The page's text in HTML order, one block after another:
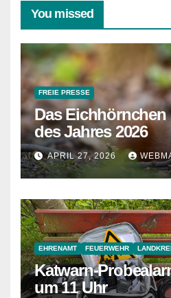
You missed
FREIE PRESSE
Das Eichhörnchen
des Jahres 2026
APRIL 27, 2026
EHRENAMT FEUERWEHR
Katwarn-
um 11 Uhr